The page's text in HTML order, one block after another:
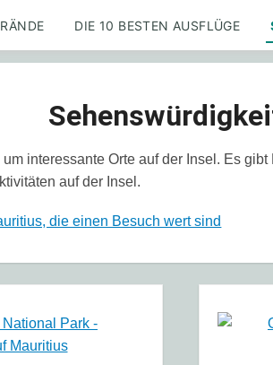
DIE 10 BESTEN AUSFLÜGE
um interessante Orte auf der Insel. Es
auf der Insel.
die einen Besuch wert sind